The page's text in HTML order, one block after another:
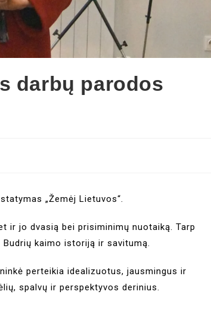
darbų parodos
„Žemėj Lietuvos“.
jo dvasią bei prisiminimų nuotaiką. Tarp
kaimo istoriją ir savitumą.
perteikia idealizuotus, jausmingus ir
spalvų ir perspektyvos derinius.